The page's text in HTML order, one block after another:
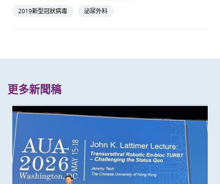
2019新型冠狀病毒
泌尿外科
更多新聞稿